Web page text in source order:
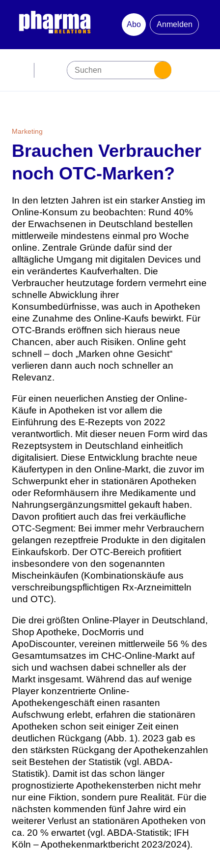
Abo
Anmelden
Jubiläum
Newsletter
Mediadaten
Themen
Marketing
Branche
Studien
Digital Health
Personen
Magazin
Aktuelle Ausgabe
Ausgabenarchiv
Abonnement
Über uns
Kontakt
Werben
Marketing
Brauchen Verbraucher
noch OTC-Marken?
In den letzten Jahren ist ein starker Anstieg im
Online-Konsum zu beobachten: Rund 40%
der Erwachsenen in Deutschland bestellen
mittlerweile mindestens einmal pro Woche
online. Zentrale Gründe dafür sind der
alltägliche Umgang mit digitalen Devices und
ein verändertes Kaufverhalten. Die
Verbraucher heutzutage fordern vermehrt eine
schnelle Abwicklung ihrer
Konsumbedürfnisse, was auch in Apotheken
eine Zunahme des Online-Kaufs bewirkt. Für
OTC-Brands eröffnen sich hieraus neue
Chancen, aber auch Risiken. Online geht
schnell – doch „Marken ohne Gesicht“
verlieren dann auch noch schneller an
Relevanz.
Für einen neuerlichen Anstieg der Online-
Käufe in Apotheken ist vor allem die
Einführung des E-Rezepts von 2022
verantwortlich. Mit dieser neuen Form wird das
Rezeptsystem in Deutschland einheitlich
digitalisiert. Diese Entwicklung brachte neue
Käufertypen in den Online-Markt, die zuvor im
Schwerpunkt eher in stationären Apotheken
oder Reformhäusern ihre Medikamente und
Nahrungsergänzungsmittel gekauft haben.
Davon profitiert auch das frei verkäufliche
OTC-Segment: Bei immer mehr Verbrauchern
gelangen rezeptfreie Produkte in den digitalen
Einkaufskorb. Der OTC-Bereich profitiert
insbesondere von den sogenannten
Mischeinkäufen (Kombinationskäufe aus
verschreibungspflichtigen Rx-Arzneimitteln
und OTC).
Die drei größten Online-Player in Deutschland,
Shop Apotheke, DocMorris und
ApoDiscounter, vereinen mittlerweile 56 % des
Gesamtumsatzes im CHC-Online-Markt auf
sich und wachsen dabei schneller als der
Markt insgesamt. Während das auf wenige
Player konzentrierte Online-
Apothekengeschäft einen rasanten
Aufschwung erlebt, erfahren die stationären
Apotheken schon seit einiger Zeit einen
deutlichen Rückgang (Abb. 1). 2023 gab es
den stärksten Rückgang der Apothekenzahlen
seit Bestehen der Statistik (vgl. ABDA-
Statistik). Damit ist das schon länger
prognostizierte Apothekensterben nicht mehr
nur eine Fiktion, sondern pure Realität. Für die
nächsten kommenden fünf Jahre wird ein
weiterer Verlust an stationären Apotheken von
ca. 20 % erwartet (vgl. ABDA-Statistik; IFH
Köln – Apothekenmarktbericht 2023/2024).